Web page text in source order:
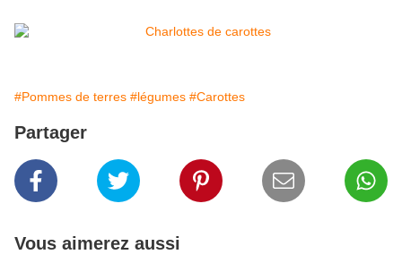
#Pommes de terres #légumes #Carottes
Partager
Vous aimerez aussi